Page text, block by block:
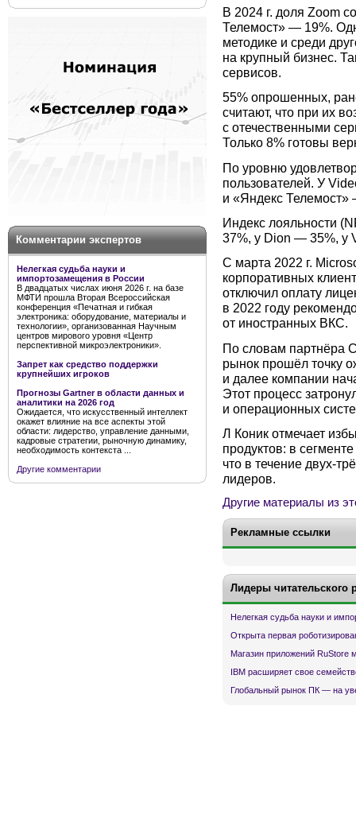
Комментарии экспертов
Нелегкая судьба науки и
импортозамещения в России
В двадцатых числах июня 2026 г. на базе
МФТИ прошла Вторая Всероссийская
конференция «Печатная и гибкая
электроника: оборудование, материалы и
технологии», организованная Научным
центров мирового уровня «Центр
перспективной микроэлектроники».
Запрет как средство поддержки
крупнейших игроков
Прогнозы Gartner в области данных и
аналитики на 2026 год
Ожидается, что искусственный интеллект
окажет влияние на все аспекты этой
области: лидерство, управление данными,
кадровые стратегии, рыночную динамику,
необходимость контекста ...
Другие комментарии
В 2024 г. доля Zoom
Телемост» — 19%.
методике и среди
на крупный бизнес.
сервисов.
55% опрошенных,
считают, что при их
с отечественными
Только 8% готовы
По уровню
пользователей. У
и «Яндекс Телемост»
Индекс лояльности
37%, у Dion — 35%, у
С марта 2022 г.
корпоративных
отключил оплату
в 2022 году
от иностранных ВКС.
По словам партнёра
рынок прошёл точку
и далее компании
Этот процесс
и операционных
Л Коник отмечает
продуктов: в
что в течение двух-
лидеров.
Другие материалы из
Рекламные ссылки
Лидеры читательского
Нелегкая судьба науки и
Открыта первая
Магазин приложений RuStore
IBM расширяет свое
Глобальный рынок ПК — на